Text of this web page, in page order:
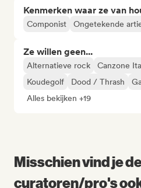
Kenmerken waar ze van
Componist Ongetekende
Ze willen geen...
Alternatieve rock Canzone
Koudegolf
Dood / Thrash
Alles bekijken +19
Misschien vind je
curatoren/pro's